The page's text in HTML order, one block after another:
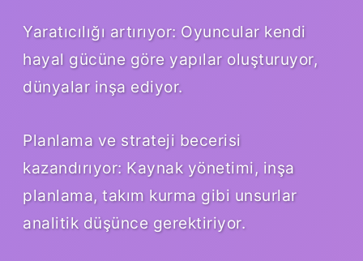
Yaratıcılığı artırıyor: Oyuncular kendi
hayal gücüne göre yapılar oluşturuyor,
dünyalar inşa ediyor.
Planlama ve strateji becerisi
kazandırıyor: Kaynak yönetimi, inşa
planlama, takım kurma gibi unsurlar
analitik düşünce gerektiriyor.